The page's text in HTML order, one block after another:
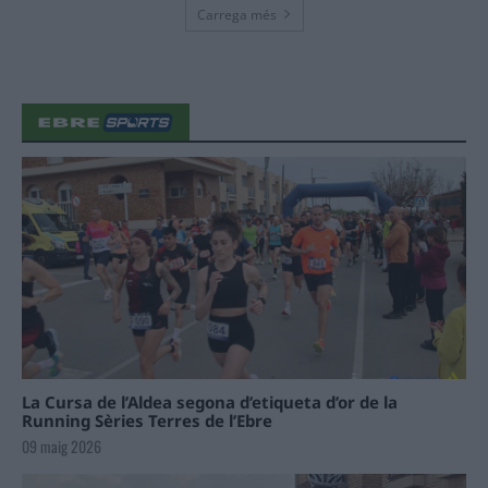
Carrega més
La Cursa de l’Aldea segona d’etiqueta d’or de la
Running Sèries Terres de l’Ebre
09 maig 2026